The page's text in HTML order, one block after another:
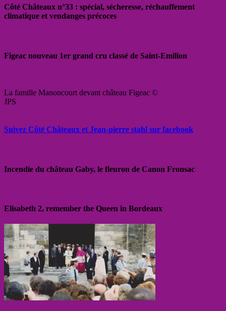
Côté Châteaux n°33 : spécial, sécheresse, réchauffement
climatique et vendanges précoces
Figeac nouveau 1er grand cru classé de Saint-Emilion
La famille Manoncourt devant château Figeac ©
JPS
Suivez Côté Châteaux et Jean-pierre stahl sur facebook
Incendie du château Gaby, le fleuron de Canon Fronsac
Elisabeth 2, remember the Queen in Bordeaux